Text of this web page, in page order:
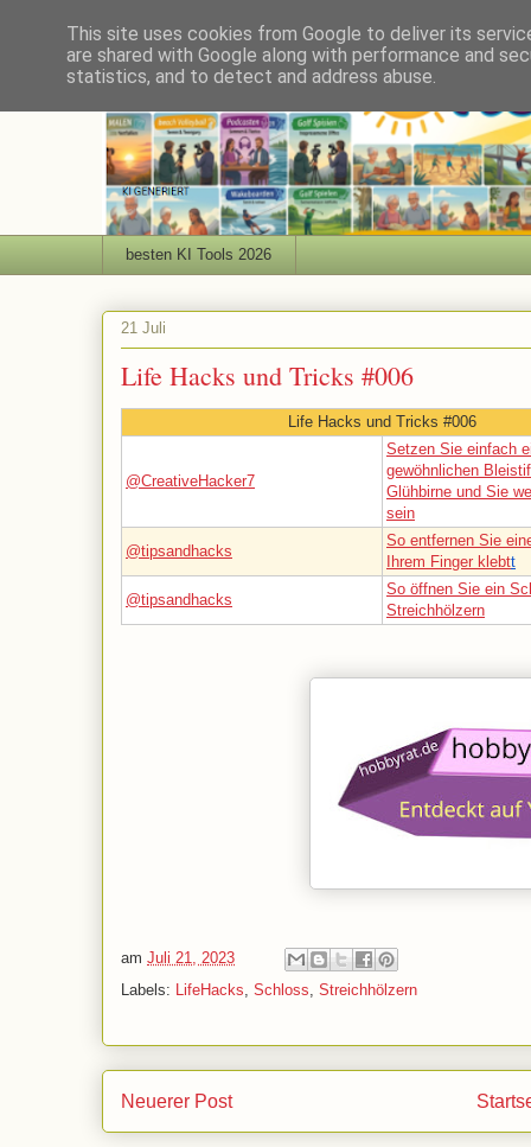
besten KI Tools 2026
21 Juli
Life Hacks und Tricks #006
Life Hacks und Tricks #006
@CreativeHacker7
Setzen Sie einfach
gewöhnlichen
Glühbirne und Sie
sein
@tipsandhacks
So entfernen Sie
Ihrem Finger klebtt
@tipsandhacks
So öffnen Sie ein
Streichhölzern
am Juli 21, 2023
Labels: LifeHacks Schloss Streichhölzern
Neuerer Post
This site uses cookies from Google to deliver its
are shared with Google along with performance and
statistics, and to detect and address abuse.